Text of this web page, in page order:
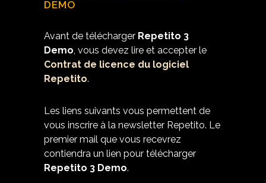
DEMO
Avant de télécharger Repetito 3
Demo, vous devez lire et accepter le
Contrat de licence du logiciel
Repetito.
Les liens suivants vous permettent de
vous inscrire à la newsletter Repetito. Le
premier mail que vous recevrez
contiendra un lien pour télécharger
Repetito 3 Demo.